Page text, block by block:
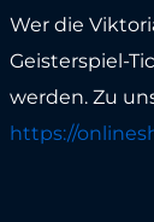
Wer die
Geisterspiel-
werden. Zu
https://